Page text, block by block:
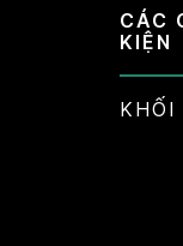
CÁC
KIỆN
KHỐI